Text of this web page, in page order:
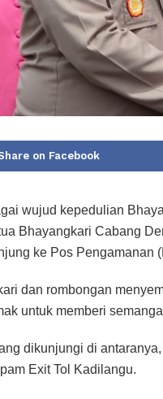
on Facebook
wujud kepedulian
Bhayangkari Cabang
ke Pos Pengamanan
dan rombongan
untuk memberi
dikunjungi di
Exit Tol Kadilangu.